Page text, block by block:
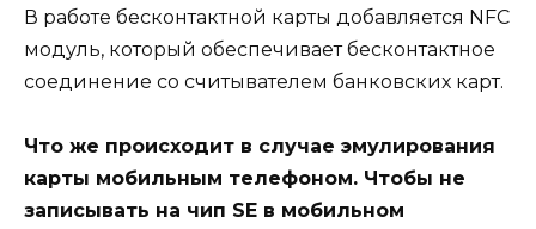
В работе бесконтактной карты добавляется NFC
модуль, который обеспечивает бесконтактное
соединение со считывателем банковских карт.
Что же происходит в случае эмулирования
карты мобильным телефоном. Чтобы не
записывать на чип SE в мобильном